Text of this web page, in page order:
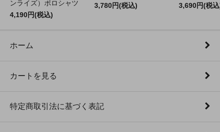
ンライズ）ポロシャツ
4,190円(税込)
3,780円(税込)
3,690円(税
ホーム
カートを見る
特定商取引法に基づく表記